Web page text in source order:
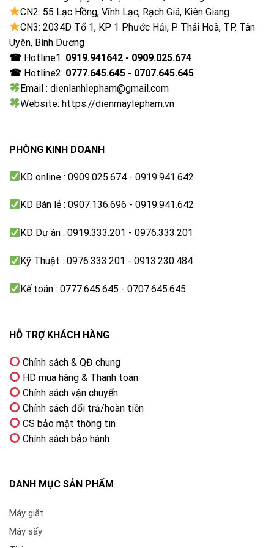
AI Motion Enhancer – chuyển động rõ nét
Giảm hiện tượng nhòe hình trong các cảnh chuyển
động nhanh như thể thao hoặc phim hành động.
AI Motion Enhancer – chuyển động rõ nét
Game Mode (ALLM, VRR, Game Deck) – chơi game
mượt
Game Mode (ALLM, VRR, Game Deck) – chơi game
360 Surround Upscaling – âm thanh lan tỏa
CN2: 55 Lạc Hồng, Vĩnh Lạc, Rạch Giá, Kiên Giang
CN3: 2034D Tổ 1, KP 1 Phước Hải, P. Thái Hoà, TP. Tân
Uyên, Bình Dương
☎ Hotline1: 0919.941642 - 0909.025.674
☎ Hotline2: 0777.645.645 - 0707.645.645
Email : dienlanhlepham@gmail.com
Website: https://dienmaylepham.vn
PHÒNG KINH DOANH
KD online : 0909.025.674 - 0919.941.642
KD Bán lẻ : 0907.136.696 - 0919.941.642
KD Dự án : 0919.333.201 - 0976.333.201
Kỹ Thuật : 0976.333.201 - 0913.230.484
Kế toán : 0777.645.645 - 0707.645.645
HỖ TRỢ KHÁCH HÀNG
Chính sách & QĐ chung
HD mua hàng & Thanh toán
Chính sách vận chuyển
Chính sách đổi trả/hoàn tiền
CS bảo mật thông tin
Chính sách bảo hành
DANH MỤC SẢN PHẨM
Máy giặt
Máy sấy